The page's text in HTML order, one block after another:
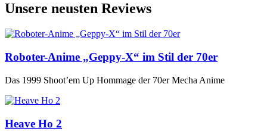
Unsere neusten Reviews
Roboter-Anime „Geppy-X“ im Stil der 70er
Das 1999 Shoot’em Up Hommage der 70er Mecha Anime
Heave Ho 2